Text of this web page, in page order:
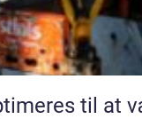
til at